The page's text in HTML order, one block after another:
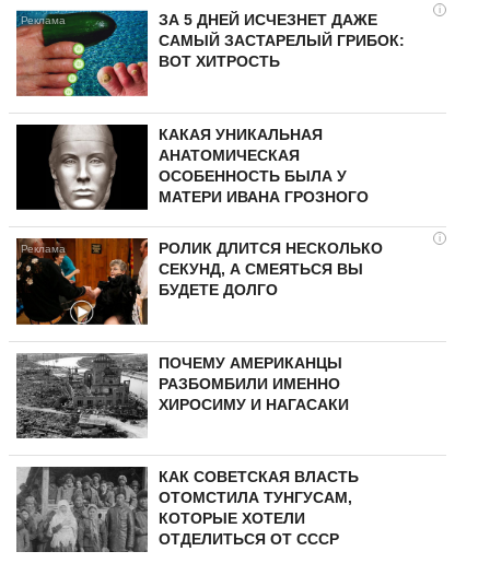
i
ЗА 5 ДНЕЙ ИСЧЕЗНЕТ ДАЖЕ
САМЫЙ ЗАСТАРЕЛЫЙ ГРИБОК:
ВОТ ХИТРОСТЬ
КАКАЯ УНИКАЛЬНАЯ
АНАТОМИЧЕСКАЯ
ОСОБЕННОСТЬ БЫЛА У
МАТЕРИ ИВАНА ГРОЗНОГО
i
РОЛИК ДЛИТСЯ НЕСКОЛЬКО
СЕКУНД, А СМЕЯТЬСЯ ВЫ
БУДЕТЕ ДОЛГО
ПОЧЕМУ АМЕРИКАНЦЫ
РАЗБОМБИЛИ ИМЕННО
ХИРОСИМУ И НАГАСАКИ
КАК СОВЕТСКАЯ ВЛАСТЬ
ОТОМСТИЛА ТУНГУCAМ,
КОТОРЫЕ ХОТЕЛИ
ОТДЕЛИТЬСЯ ОТ СССР